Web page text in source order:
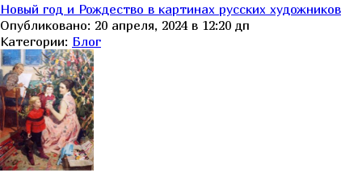
Новый год и Рождество в картинах русских художников
Опубликовано: 20 апреля, 2024 в 12:20 дп
Категории: Блог